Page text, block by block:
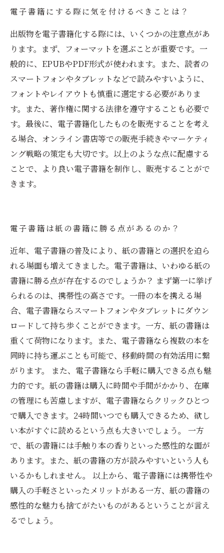
電子書籍にする際に気を付けるべきことは？
出版物を電子書籍化する際には、いくつかの注意点があ
ります。まず、フォーマットを選ぶことが重要です。一
般的に、EPUBやPDF形式が使われます。また、読者の
スマートフォンやタブレットなどで読みやすいように、
フォントやレイアウトも慎重に選定する必要がありま
す。また、著作権に関する法律を遵守することも必要で
す。最後に、電子書籍化したものを販売することを考え
る場合、オンライン書店等での販売手続きやマーケティ
ング戦略の策定も大切です。以上のような点に配慮する
ことで、より良い電子書籍を制作し、販売することがで
きます。
電子書籍は紙の書籍に勝る点があるのか？
近年、電子書籍の普及により、紙の書籍との選択を迫ら
れる場面も増えてきました。電子書籍は、いわゆる紙の
書籍に勝る点が存在するのでしょうか？ まず第一に挙げ
られるのは、携帯性の高さです。一冊の本を携える場
合、電子書籍ならスマートフォンやタブレットにダウン
ロードして持ち歩くことができます。一方、紙の書籍は
重くて荷物になります。また、電子書籍なら複数の本を
同時に持ち運ぶことも可能で、移動時間の有効活用に繋
がります。 また、電子書籍なら手軽に購入できる点も魅
力的です。紙の書籍は購入に時間や手間がかかり、在庫
の管理にも苦慮しますが、電子書籍ならクリックひとつ
で購入できます。24時間いつでも購入できるため、欲し
い本がすぐに読めるという点も大きいでしょう。 一方
で、紙の書籍には手触り本の香りといった感性的な面が
あります。また、紙の書籍の方が読みやすいという人も
いるかもしれません。 以上から、電子書籍には携帯性や
購入の手軽さといったメリットがある一方、紙の書籍の
感性的な魅力も捨てがたいものがあるということが言え
るでしょう。